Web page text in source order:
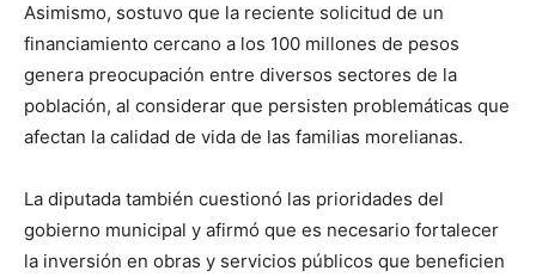
Asimismo, sostuvo que la reciente solicitud de un
financiamiento cercano a los 100 millones de pesos
genera preocupación entre diversos sectores de la
población, al considerar que persisten problemáticas que
afectan la calidad de vida de las familias morelianas.
La diputada también cuestionó las prioridades del
gobierno municipal y afirmó que es necesario fortalecer
la inversión en obras y servicios públicos que beneficien